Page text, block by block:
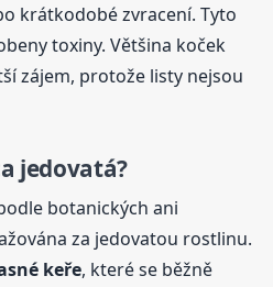
krátkodobé zvracení. Tyto
toxiny. Většina koček
zájem, protože listy nejsou
jedovatá?
botanických ani
za jedovatou rostlinu.
keře, které se běžně